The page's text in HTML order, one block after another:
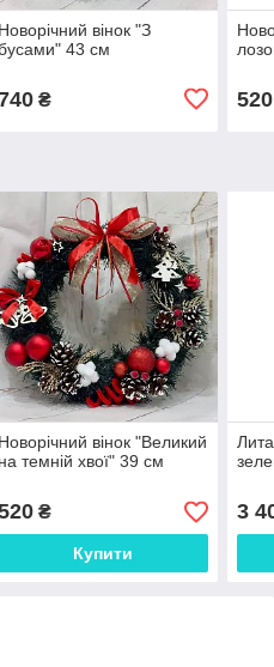
Новорічний вінок "З
43 см
₴ 520
Новорічний вінок "Великий
на темній хвої" 39 см
₴
Купити
3